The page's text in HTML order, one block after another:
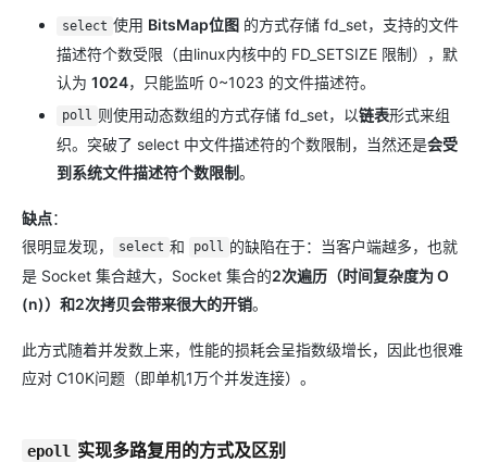
select 使用 BitsMap位图的方式存储 fd_set，支持的文件
描述符个数受限（由linux内核中的 FD_SETSIZE 限制），默
认为 1024，只能监听 0~1023 的文件描述符。
poll 则使用动态数组的方式存储 fd_set，以链表形式来组
织。突破了 select 中文件描述符的个数限制，当然还是会受
到系统文件描述符个数限制。
缺点：
很明显发现，
select 和 poll 的缺陷在于：当客户端越多，也就
是 Socket 集合越大，Socket 集合的2次遍历（时间复杂度为 O
(n)）和2次拷贝会带来很大的开销。
此方式随着并发数上来，性能的损耗会呈指数级增长，因此也很难
应对 C10K问题（即单机1万个并发连接）。
epoll 实现多路复用的方式及区别